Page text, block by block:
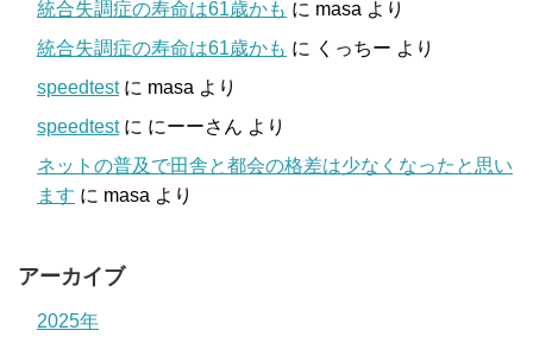
統合失調症の寿命は61歳かも に masa より
統合失調症の寿命は61歳かも に くっちー より
speedtestに masa より
speedtestに にーーさん より
ネットの普及で田舎と都会の格差は少なくなったと思い
ます に masa より
アーカイブ
2025年